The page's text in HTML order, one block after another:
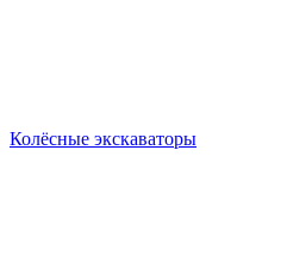
Колёсные экскаваторы